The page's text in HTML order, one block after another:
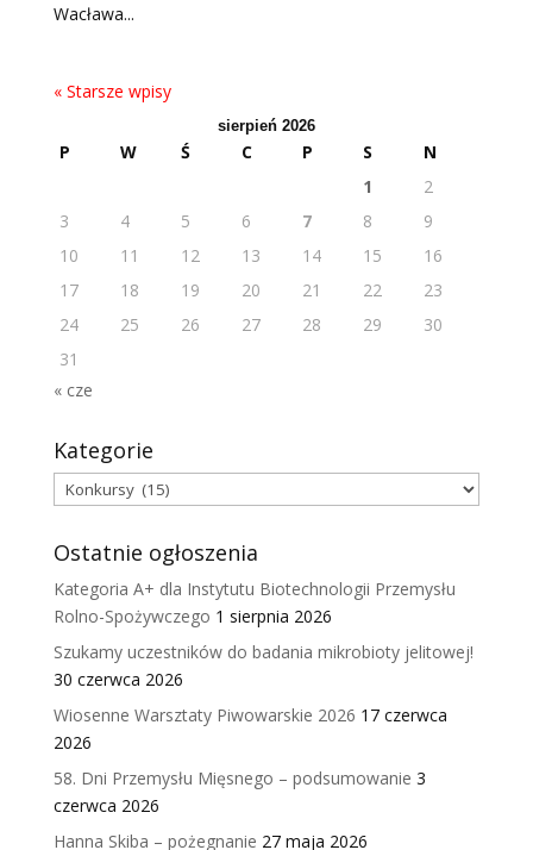
Wacława...
« Starsze wpisy
sierpień 2026
P W Ś C P S
N
1
2
3
4 5 6 7 8
9
10
11 12 13 14 15
16
17
18 19 20 21 22
23
24
25 26 27 28 29
30
31
« cze
Kategorie
Kategorie
Ostatnie ogłoszenia
Kategoria A+ dla Instytutu Biotechnologii Przemysłu
Rolno-Spożywczego 1 sierpnia 2026
Szukamy uczestników do badania mikrobioty jelitowej!
30 czerwca 2026
Wiosenne Warsztaty Piwowarskie 2026 17 czerwca
2026
58. Dni Przemysłu Mięsnego – podsumowanie 3
czerwca 2026
Hanna Skiba – pożegnanie 27 maja 2026